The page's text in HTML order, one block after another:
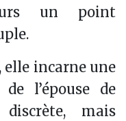
un point
elle incarne une
l’épouse de
mais